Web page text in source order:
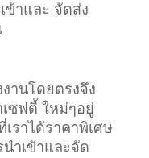
ข้าและ จัดส่ง
ณ
งานโดยตรงจึง
เซฟตี้ ใหม่ๆอยู่
เราได้ราคาพิเศษ
นำเข้าและจัด